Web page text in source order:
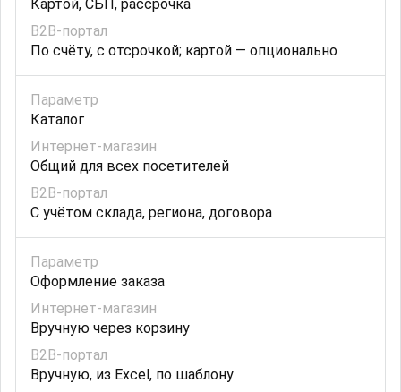
Картой, СБП, рассрочка
По счёту, с отсрочкой; картой — опционально
Каталог
Общий для всех посетителей
С учётом склада, региона, договора
Оформление заказа
Вручную через корзину
Вручную, из Excel, по шаблону